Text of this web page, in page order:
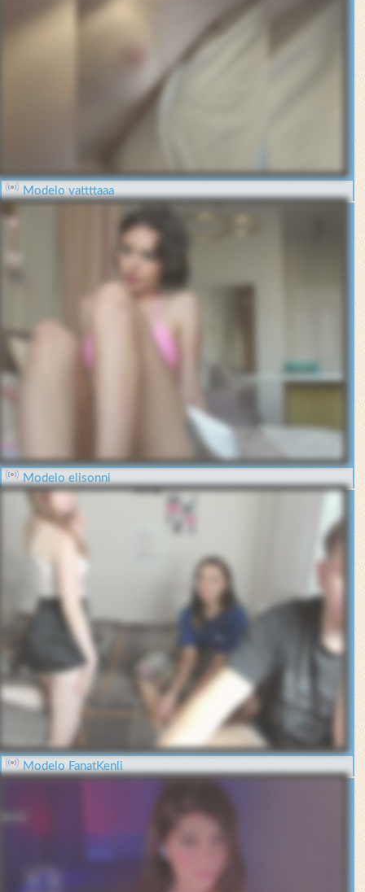
Modelo vattttaaa
Modelo elisonni
Modelo FanatKenli